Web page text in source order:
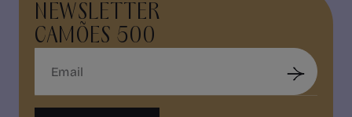
NEWSLETTER
CAMÕES 500